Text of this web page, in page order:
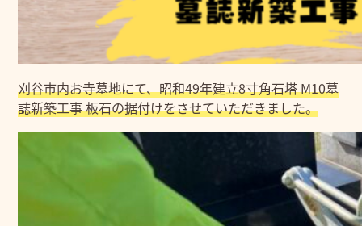
刈谷市内お寺墓地にて、昭和49年建立8寸角石塔 M10墓
誌新築工事 板石の据付けをさせていただきました。